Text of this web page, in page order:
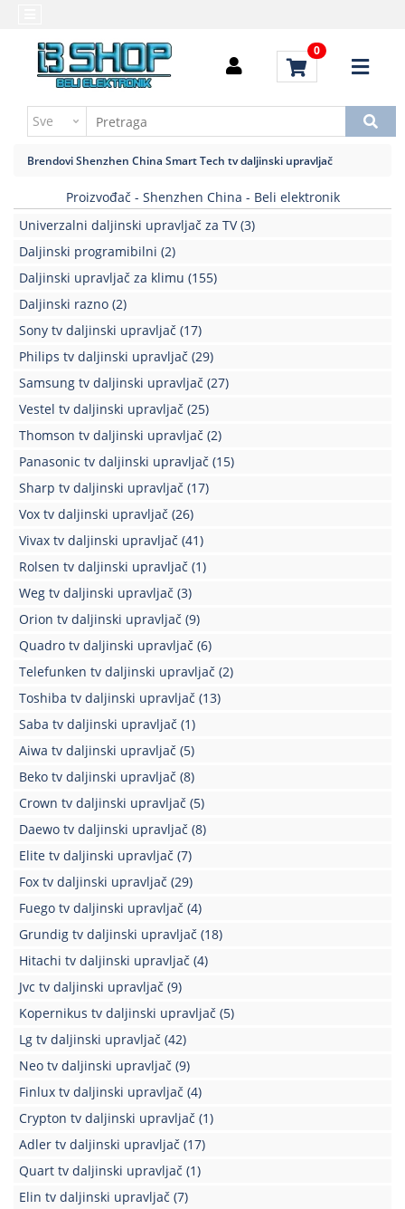
0
Baterija,punjač
Elektromehaničke
komponente
Elektronske
komponente
Elektronske
komponente
Kablovi
priključci
tehnika
Poslovna
oprema,računari
Strujni
Brendovi
Uputstvo
kupovinu
Troškovi
slanja
BrendoviShenzhen China Smart Tech tv daljinski upravljač
Proizvođač - Shenzhen China - Beli elektronik
Univerzalni daljinski upravljač za TV (3)
Daljinski programibilni (2)
Daljinski upravljač za klimu (155)
Daljinski razno (2)
Sony tv daljinski upravljač (17)
Philips tv daljinski upravljač (29)
Samsung tv daljinski upravljač (27)
Vestel tv daljinski upravljač (25)
Thomson tv daljinski upravljač (2)
Panasonic tv daljinski upravljač (15)
Sharp tv daljinski upravljač (17)
Vox tv daljinski upravljač (26)
Vivax tv daljinski upravljač (41)
Rolsen tv daljinski upravljač (1)
Weg tv daljinski upravljač (3)
Orion tv daljinski upravljač (9)
Quadro tv daljinski upravljač (6)
Telefunken tv daljinski upravljač (2)
Toshiba tv daljinski upravljač (13)
Saba tv daljinski upravljač (1)
Aiwa tv daljinski upravljač (5)
Beko tv daljinski upravljač (8)
Crown tv daljinski upravljač (5)
Daewo tv daljinski upravljač (8)
Elite tv daljinski upravljač (7)
Fox tv daljinski upravljač (29)
Fuego tv daljinski upravljač (4)
Grundig tv daljinski upravljač (18)
Hitachi tv daljinski upravljač (4)
Jvc tv daljinski upravljač (9)
Kopernikus tv daljinski upravljač (5)
Lg tv daljinski upravljač (42)
Neo tv daljinski upravljač (9)
Finlux tv daljinski upravljač (4)
Crypton tv daljinski upravljač (1)
Adler tv daljinski upravljač (17)
Quart tv daljinski upravljač (1)
Elin tv daljinski upravljač (7)